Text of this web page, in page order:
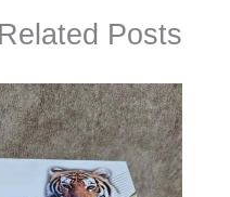
Related Posts